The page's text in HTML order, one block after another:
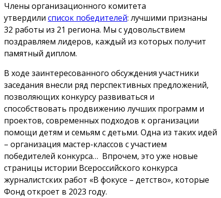
Члены организационного комитета
утвердили список победителей: лучшими признаны
32 работы из 21 региона. Мы с удовольствием
поздравляем лидеров, каждый из которых получит
памятный диплом.
В ходе заинтересованного обсуждения участники
заседания внесли ряд перспективных предложений,
позволяющих конкурсу развиваться и
способствовать продвижению лучших программ и
проектов, современных подходов к организации
помощи детям и семьям с детьми. Одна из таких идей
– организация мастер-классов с участием
победителей конкурса… Впрочем, это уже новые
страницы истории Всероссийского конкурса
журналистских работ «В фокусе – детство», которые
Фонд откроет в 2023 году.